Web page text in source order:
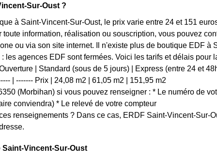
Sur-Oust ?
à Saint-Vincent-Sur-Oust, le prix varie entre 24 et 151
information, réalisation ou souscription, vous pouvez
ou via son site internet. Il n'existe plus de boutique EDF à
les agences EDF sont fermées. Voici les tarifs et délais pour
| Standard (sous de 5 jours) | Express (entre 24 et
| ------- Prix | 24,08 m2 | 61,05 m2 | 151,95 m2
(Morbihan) si vous pouvez renseigner : * Le numéro de
conviendra) * Le relevé de votre compteur
renseignements ? Dans ce cas, ERDF Saint-Vincent-Sur-
Vincent-Sur-Oust